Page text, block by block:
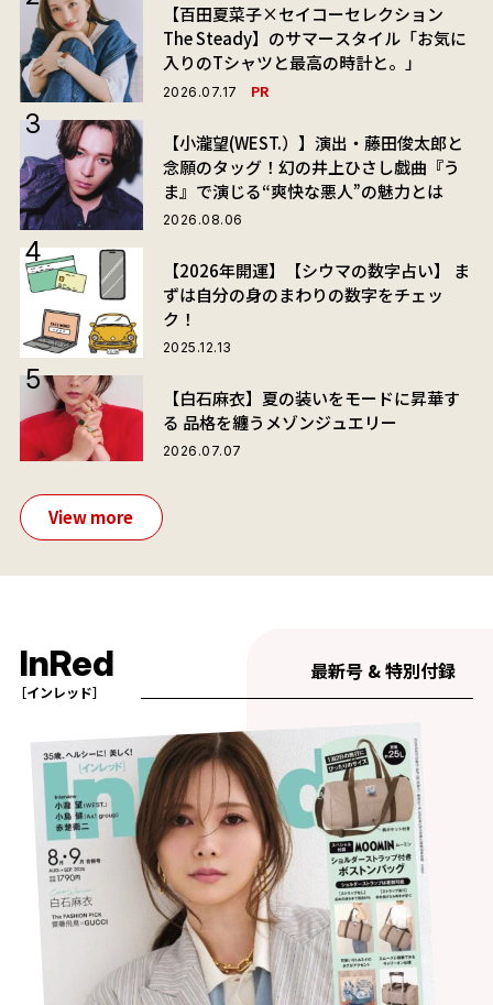
【百田夏菜子×セイコーセレクション
The Steady】のサマースタイル「お気に
入りのTシャツと最高の時計と。」
2026.07.17 PR
【小瀧望(WEST.）】演出・藤田俊太郎と
念願のタッグ！幻の井上ひさし戯曲『う
ま』で演じる“爽快な悪人”の魅力とは
2026.08.06
【2026年開運】【シウマの数字占い】 ま
ずは自分の身のまわりの数字をチェッ
ク！
2025.12.13
【白石麻衣】夏の装いをモードに昇華す
る 品格を纏うメゾンジュエリー
2026.07.07
View more
InRed
［インレッド］
最新号 & 特別付録